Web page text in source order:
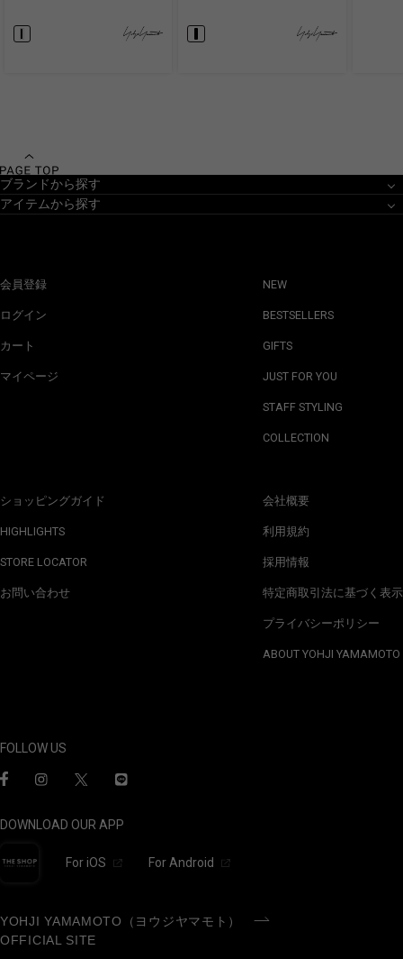
ブランドから探す
アイテムから探す
会員登録
ログイン
カート
マイページ
ショッピングガイド
HIGHLIGHTS
STORE LOCATOR
お問い合わせ
NEW
BESTSELLERS
GIFTS
JUST FOR YOU
STAFF STYLING
COLLECTION
会社概要
利用規約
採用情報
特定商取引法に基づく表示
プライバシーポリシー
ABOUT YOHJI YAMAMOTO
FOLLOW US
DOWNLOAD OUR APP
For iOS For Android
YOHJI YAMAMOTO（ヨウジヤマモト）
OFFICIAL SITE